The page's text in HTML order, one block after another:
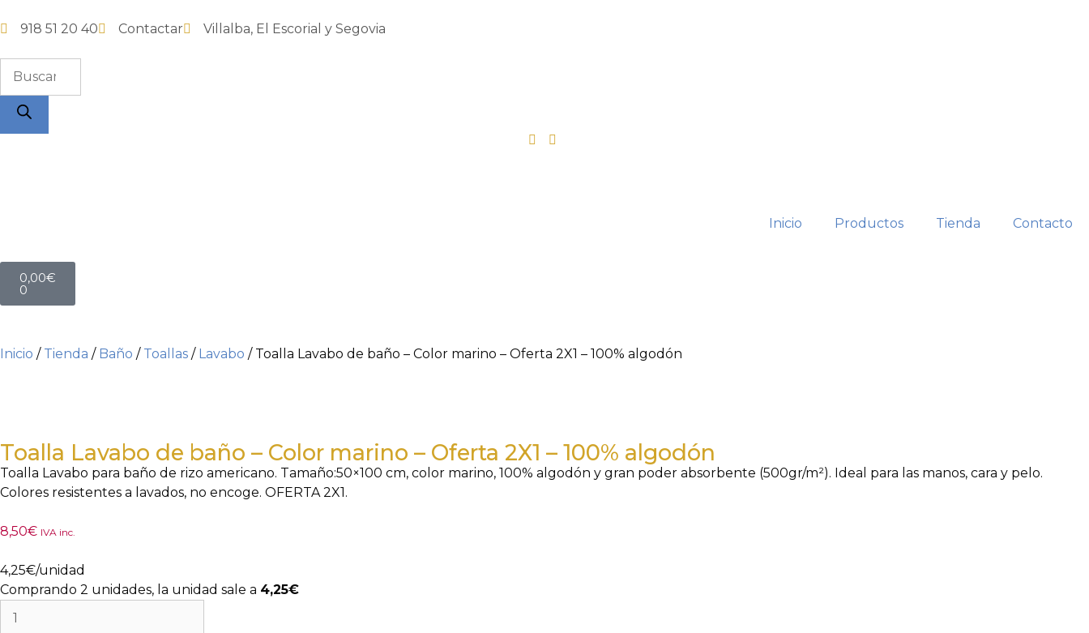
918 51 20 40 Contactar Villalba, El Escorial y Segovia
Inicio Productos Tienda Contacto
0,00€
0
Inicio / Tienda / Baño / Toallas / Lavabo / Toalla Lavabo de baño – Color marino – Oferta 2X1 – 100% algodón
Toalla Lavabo de baño – Color marino – Oferta 2X1 – 100% algodón
Toalla Lavabo para baño de rizo americano. Tamaño:50×100 cm, color marino, 100% algodón y gran poder absorbente (500gr/m²). Ideal para las manos, cara y pelo.
Colores resistentes a lavados, no encoge. OFERTA 2X1.
8,50€ IVA inc.
4,25€/unidad
Comprando 2 unidades, la unidad sale a 4,25€